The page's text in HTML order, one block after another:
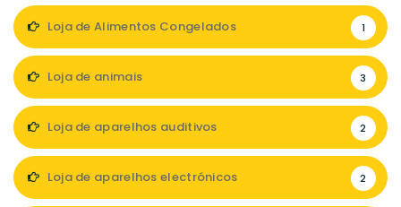
Loja de Alimentos Congelados 1
Loja de animais 3
Loja de aparelhos auditivos 2
Loja de aparelhos electrónicos 2